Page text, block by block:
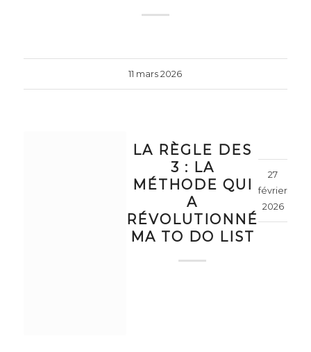
11 mars 2026
LA RÈGLE DES
3 : LA
MÉTHODE QUI
A
RÉVOLUTIONNÉ
MA TO DO LIST
27
février
2026